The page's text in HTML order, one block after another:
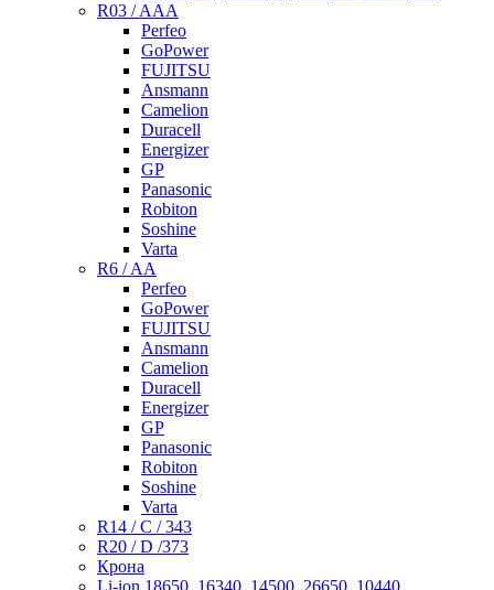
R03 / AAA
Perfeo
GoPower
FUJITSU
Ansmann
Camelion
Duracell
Energizer
GP
Panasonic
Robiton
Soshine
Varta
R6 / AA
Perfeo
GoPower
FUJITSU
Ansmann
Camelion
Duracell
Energizer
GP
Panasonic
Robiton
Soshine
Varta
R14 / C / 343
R20 / D /373
Крона
Li-ion 18650, 16340, 14500, 26650, 10440